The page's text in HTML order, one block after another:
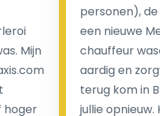
We hebben geen
wachttijd als uw vlucht
Kijk op onze website voor
transferkosten. Ons
mogelijke extra's die u kunt
Mijn
hoger
personen),
een nieuwe
chauffeur
aardig en
terug kom in
jullie